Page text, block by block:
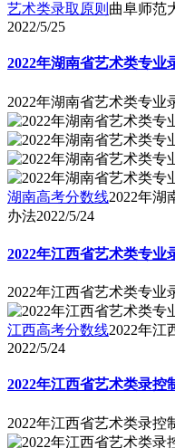
艺术类录取原则 曲阜师范
2022/5/25
2022年湖南省艺术类专业
2022年湖南省艺术类专
湖南高考分数线2022年湖
办法2022/5/24
2022年江西省艺术类专业
2022年江西省艺术类专业
江西高考分数线2022年江
2022/5/24
2022年江西省艺术类录控
2022年江西省艺术类录控